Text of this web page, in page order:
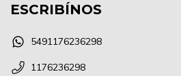
ESCRIBÍNOS
5491176236298
1176236298